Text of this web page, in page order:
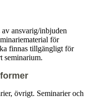
ansvarig/inbjuden
för
finnas tillgängligt för
seminarium.
övrigt. Seminarier och